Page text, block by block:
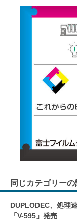
同じカテゴリーの
DUPLODEC、処理
「V-595」発売